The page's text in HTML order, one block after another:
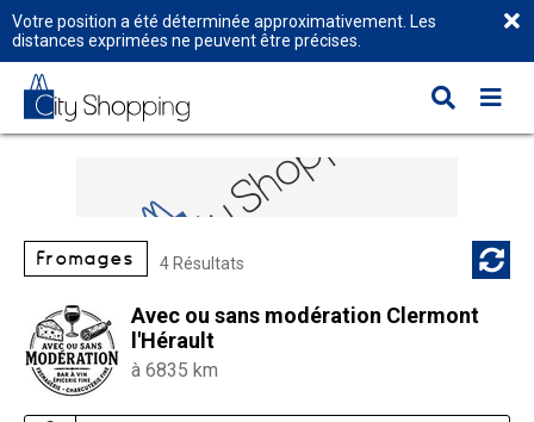
Votre position a été déterminée approximativement. Les
distances exprimées ne peuvent être précises.
Fromages 4 Résultats
Avec ou sans modération Clermont
l'Hérault
à 6835 km